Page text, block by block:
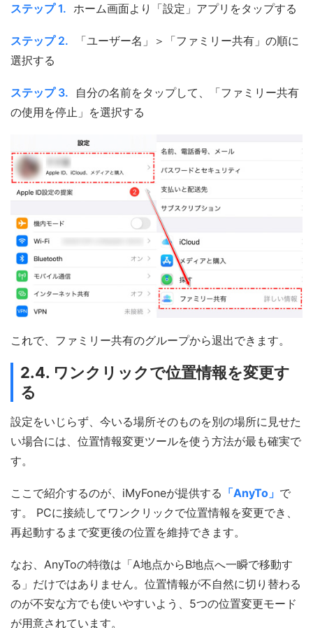
ステップ 1. ホーム画面より「設定」アプリをタップする
ステップ 2.
「ユーザー名」＞「ファミリー共有」の順に
選択する
ステップ 3.
自分の名前をタップして、「ファミリー共有
の使用を停止」を選択する
これで、ファミリー共有のグループから退出できます。
2.4. ワンクリックで位置情報を変更す
る
設定をいじらず、今いる場所そのものを別の場所に見せた
い場合には、位置情報変更ツールを使う方法が最も確実で
す。
ここで紹介するのが、iMyFoneが提供する 「AnyTo」 で
す。 PCに接続してワンクリックで位置情報を変更でき、
再起動するまで変更後の位置を維持できます。
なお、AnyToの特徴は「A地点からB地点へ一瞬で移動す
る」だけではありません。位置情報が不自然に切り替わる
のが不安な方でも使いやすいよう、5つの位置変更モード
が用意されています。